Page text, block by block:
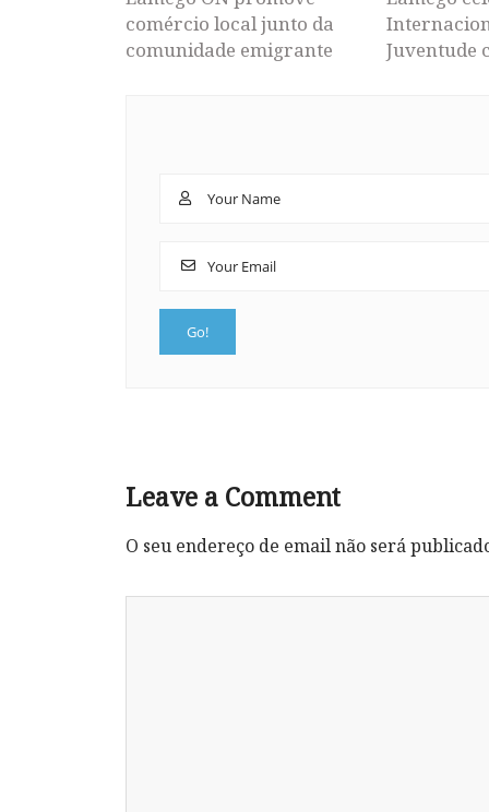
comércio local junto da
comunidade emigrante
Juventude
Leave a Comment
O seu endereço de email não será